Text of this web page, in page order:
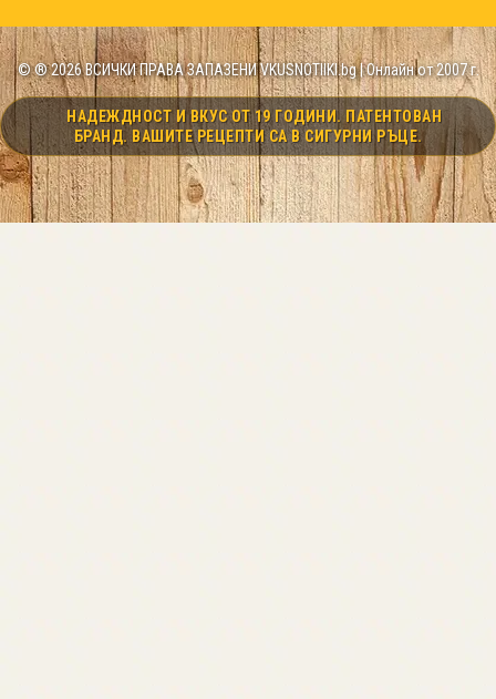
© ® 2026 ВСИЧКИ ПРАВА ЗАПАЗЕНИ VKUSNOTIIKI.bg | Онлайн от 2007 г.
НАДЕЖДНОСТ И ВКУС ОТ 19 ГОДИНИ. ПАТЕНТОВАН
БРАНД. ВАШИТЕ РЕЦЕПТИ СА В СИГУРНИ РЪЦЕ.